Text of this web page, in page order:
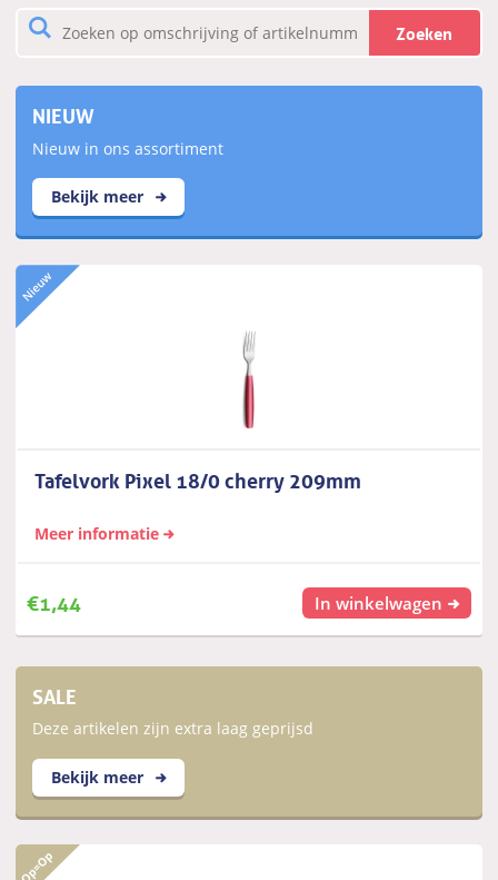
Zoeken
NIEUW
Nieuw in ons assortiment
Bekijk meer
Tafelvork Pixel 18/0 cherry 209mm
Meer informatie
€1,44 In winkelwagen
SALE
Deze artikelen zijn extra laag geprijsd
Bekijk meer